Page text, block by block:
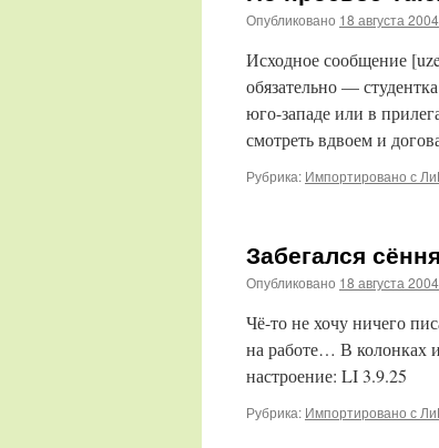
Опубликовано 18 августа 2004
Исходное сообщение
обязательно —
юго-западе или в
смотреть вдвоем и
Рубрика: Импортировано с
Забегался
Опубликовано 18 августа 2004
Чё-то не хочу ничего
на работе… В колонках
настроение: LI 3.9.25
Рубрика: Импортировано с